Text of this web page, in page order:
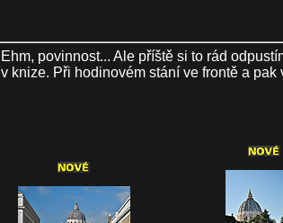
Ehm, povinnost... Ale příště si to rád
v knize. Při hodinovém stání ve frontě a